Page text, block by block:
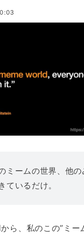
ミームの世界、他の
ているだけ。
ら、私のこの”ミー